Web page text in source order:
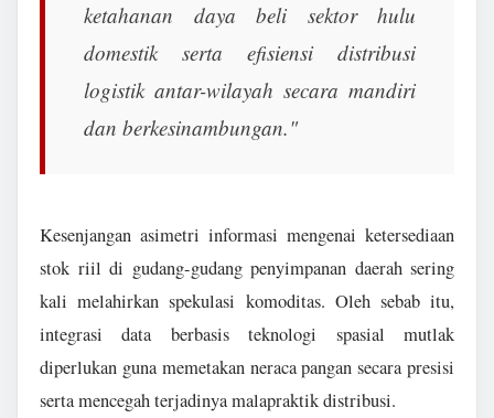
ketahanan daya beli sektor hulu
domestik serta efisiensi distribusi
logistik antar-wilayah secara mandiri
dan berkesinambungan."
Kesenjangan asimetri informasi mengenai ketersediaan
stok riil di gudang-gudang penyimpanan daerah sering
kali melahirkan spekulasi komoditas. Oleh sebab itu,
integrasi data berbasis teknologi spasial mutlak
diperlukan guna memetakan neraca pangan secara presisi
serta mencegah terjadinya malapraktik distribusi.